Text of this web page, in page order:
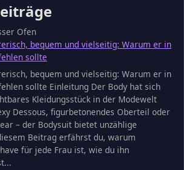
bequem und vielseitig: Warum er in
sollte
bequem und vielseitig: Warum er in
sollte Einleitung Der Body hat sich
Kleidungsstück in der Modewelt
Dessous, figurbetonendes Oberteil oder
– der Bodysuit bietet unzählige
Beitrag erfährst du, warum
für jede Frau ist, wie du ihn